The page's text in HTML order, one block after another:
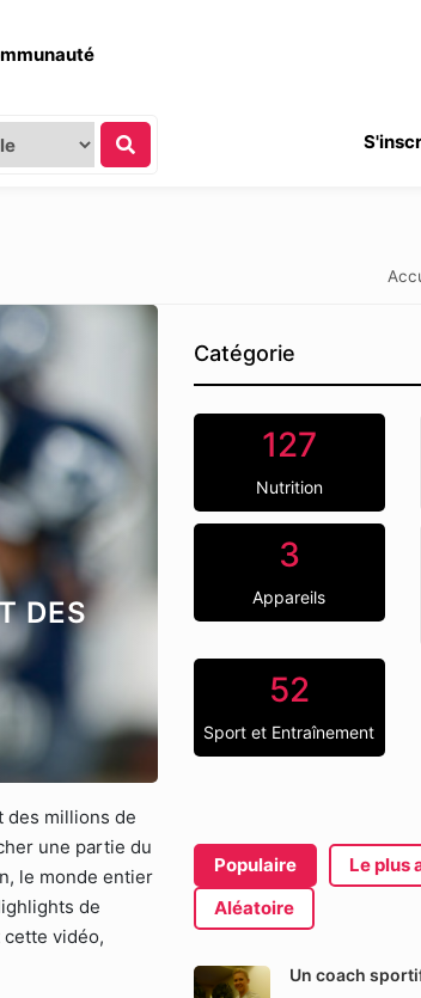
DES
des millions de
une partie du
le monde entier
de
vidéo,
Catégorie
127
Nutrition
3
Appareils
52
Sport et Entraînement
Populaire
Le plus
Aléatoire
Un coach